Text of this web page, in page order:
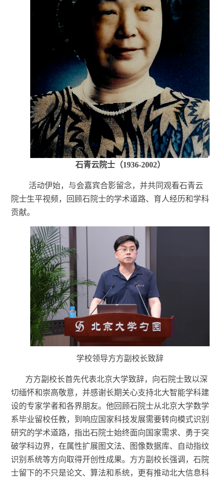
石青云院士（1936-2002）
活动伊始，与会嘉宾合影留念，并共同观看石青云
院士生平视频，回顾石院士的学术道路、育人经历和学科
贡献。
学校领导方方副校长致辞
方方副校长首先代表北京大学致辞，向石院士致以深
切缅怀和崇高敬意，并感谢长期关心支持北大智能学科建
设的专家学者和各界朋友。他回顾石院士从北京大学数学
系毕业留校任教，到响应国家科技发展需要转向模式识别
研究的学术道路，指出石院士始终面向国家需求、勇于突
破学科边界，在属性扩展图文法、图像数据库、自动指纹
识别系统等方向取得开创性成果。方方副校长强调，石院
士留下的不只是论文、算法和系统，更有推动北大信息科